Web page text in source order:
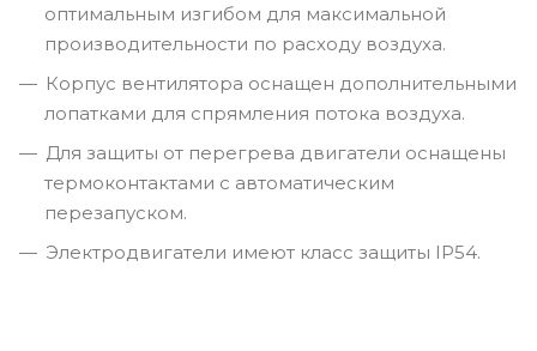
оптимальным изгибом для максимальной
производительности по расходу воздуха.
Корпус вентилятора оснащен дополнительными
лопатками для спрямления потока воздуха.
Для защиты от перегрева двигатели оснащены
термоконтактами с автоматическим
перезапуском.
Электродвигатели имеют класс защиты IP54.